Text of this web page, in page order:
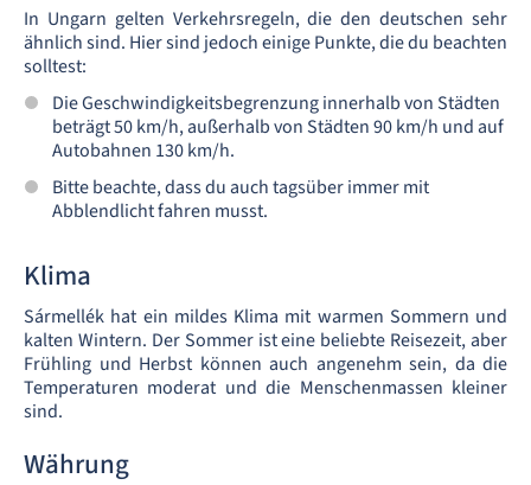
In Ungarn gelten Verkehrsregeln, die den deutschen sehr
ähnlich sind. Hier sind jedoch einige Punkte, die du beachten
solltest:
Die Geschwindigkeitsbegrenzung innerhalb von Städten
beträgt 50 km/h, außerhalb von Städten 90 km/h und auf
Autobahnen 130 km/h.
Bitte beachte, dass du auch tagsüber immer mit
Abblendlicht fahren musst.
Klima
Sármellék hat ein mildes Klima mit warmen Sommern und
kalten Wintern. Der Sommer ist eine beliebte Reisezeit, aber
Frühling und Herbst können auch angenehm sein, da die
Temperaturen moderat und die Menschenmassen kleiner
sind.
Währung